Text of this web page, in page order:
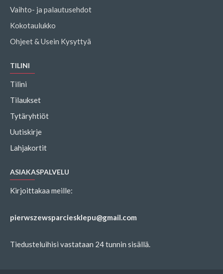
Vaihto- ja palautusehdot
Kokotaulukko
Ohjeet & Usein Kysyttyä
TILINI
Tilini
Tilaukset
Tytäryhtiöt
Uutiskirje
Lahjakortit
ASIAKASPALVELU
Kirjoittakaa meille:
pierwszewsparciesklepu@gmail.com
Tiedusteluihisi vastataan 24 tunnin sisällä.